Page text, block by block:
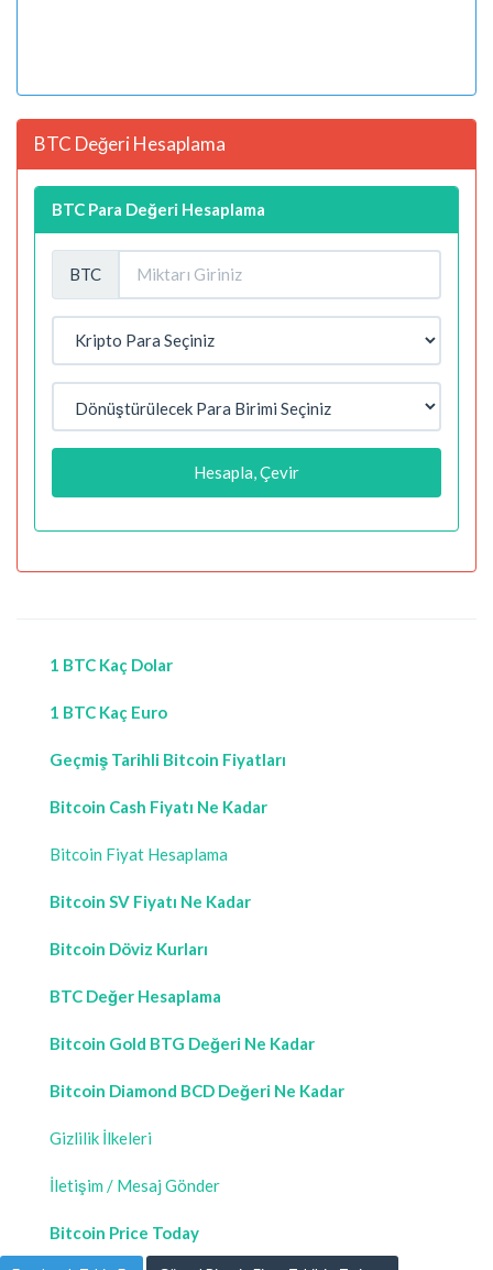
BTC Değeri Hesaplama
BTC Para Değeri Hesaplama
BTC
Hesapla, Çevir
1 BTC Kaç Dolar
1 BTC Kaç Euro
Geçmiş Tarihli Bitcoin Fiyatları
Bitcoin Cash Fiyatı Ne Kadar
Bitcoin Fiyat Hesaplama
Bitcoin SV Fiyatı Ne Kadar
Bitcoin Döviz Kurları
BTC Değer Hesaplama
Bitcoin Gold BTG Değeri Ne Kadar
Bitcoin Diamond BCD Değeri Ne Kadar
Gizlilik İlkeleri
İletişim / Mesaj Gönder
Bitcoin Price Today